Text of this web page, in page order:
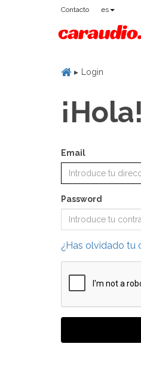
Contacto es
Login
Email
Password
¿Has olvidado tu